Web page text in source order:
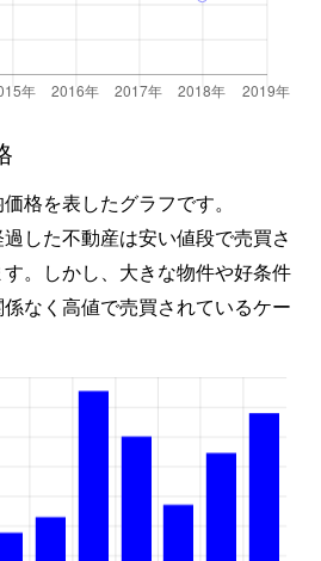
格を表したグラフです。
した不動産は安い値段で売買さ
。しかし、大きな物件や好条件
なく高値で売買されているケー